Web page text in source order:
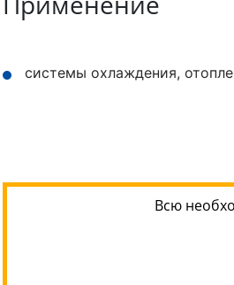
системы охлаждения,
Всю